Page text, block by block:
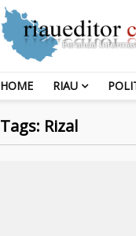
HOME RIAU
Tags: Rizal